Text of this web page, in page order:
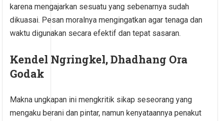
karena mengajarkan sesuatu yang sebenarnya sudah
dikuasai. Pesan moralnya mengingatkan agar tenaga dan
waktu digunakan secara efektif dan tepat sasaran.
Kendel Ngringkel, Dhadhang Ora
Godak
Makna ungkapan ini mengkritik sikap seseorang yang
mengaku berani dan pintar, namun kenyataannya penakut